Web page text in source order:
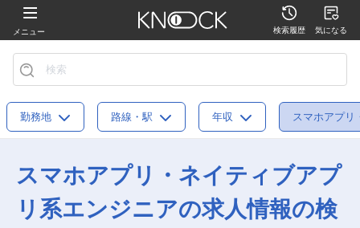
メニュー 検索履歴 気になる
勤務地 路線・駅 年収 スマホアプリ
スマホアプリ・ネイティブアプ
リ系エンジニアの求人情報の検